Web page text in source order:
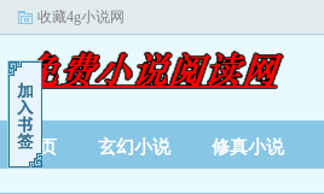
收藏4g小说网
首页 玄幻小说 修真小说